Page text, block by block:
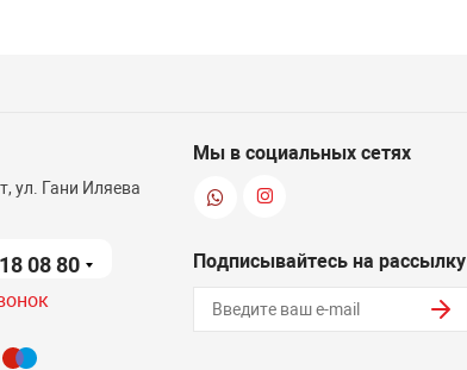
ул. Гани Иляева
08 80
Мы в социальных сетях
Подписывайтесь на рассылку